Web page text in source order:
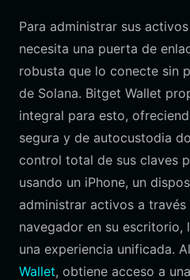
Para administrar sus
necesita una puerta de
robusta que lo conecte sin
de Solana. Bitget Wallet
integral para esto,
segura y de autocustodia
control total de sus claves
usando un iPhone, un
administrar activos a
navegador en su escritorio,
una experiencia unificada.
Wallet, obtiene acceso a